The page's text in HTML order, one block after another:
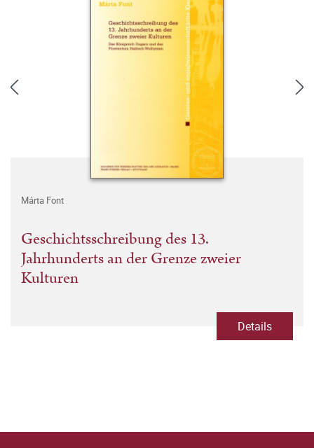
Márta Font
Geschichtsschreibung des 13.
Jahrhunderts an der Grenze zweier
Kulturen
Details